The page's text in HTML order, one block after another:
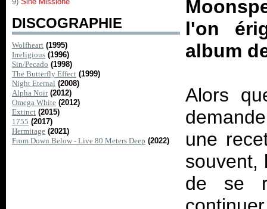
DISCOGRAPHIE
Wolfheart (1995)
Irreligious (1996)
Sin/Pecado (1998)
The Butterfly Effect (1999)
Night Eternal (2008)
Alpha Noir (2012)
Omega White (2012)
Extinct (2015)
1755 (2017)
Hermitage (2021)
From Down Below - Live 80 Meters Deep (2022)
l'on
album
Alors
une
souvent,
de se